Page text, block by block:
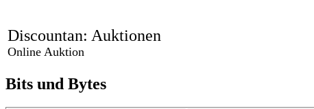
Discountan: Auktionen
Online Auktion
Bits und Bytes